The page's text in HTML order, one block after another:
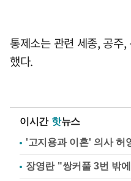
통제소는 관련 세종, 공주
했다.
이시간 핫뉴스
'고지용과 이혼' 의사 허
장영란 "쌍커풀 3번 밖